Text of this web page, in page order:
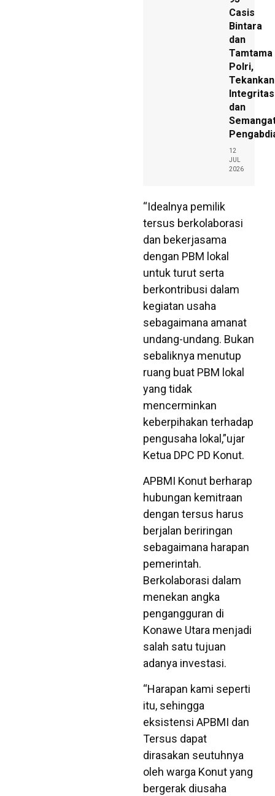
Casis
Bintara
dan
Tamtama
Polri,
Tekankan
Integritas
dan
12
JUL
2026
“Idealnya pemilik
tersus berkolaborasi
dan bekerjasama
dengan PBM lokal
untuk turut serta
berkontribusi dalam
kegiatan usaha
sebagaimana amanat
undang-undang. Bukan
sebaliknya menutup
ruang buat PBM lokal
yang tidak
mencerminkan
keberpihakan terhadap
pengusaha lokal,”ujar
Ketua DPC PD Konut.
APBMI Konut berharap
hubungan kemitraan
dengan tersus harus
berjalan beriringan
sebagaimana harapan
pemerintah.
Berkolaborasi dalam
menekan angka
pengangguran di
Konawe Utara menjadi
salah satu tujuan
adanya investasi.
“Harapan kami seperti
itu, sehingga
eksistensi APBMI dan
Tersus dapat
dirasakan seutuhnya
oleh warga Konut yang
bergerak diusaha